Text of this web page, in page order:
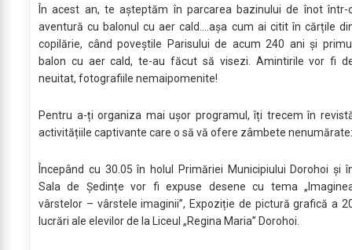
În acest an, te așteptăm în parcarea bazinului de înot într-
aventură cu balonul cu aer cald....așa cum ai citit în cărțile
copilărie, când poveștile Parisului de acum 240 ani și
balon cu aer cald, te-au făcut să visezi. Amintirile vor fi
neuitat, fotografiile nemaipomenite!
Pentru a-ți organiza mai ușor programul, îți trecem în
activitățiile captivante care o să vă ofere zâmbete nenumărate:
Începând cu 30.05 în holul Primăriei Municipiului Dorohoi și
Sala de Ședințe vor fi expuse desene cu tema
vârstelor – vârstele imaginii’’, Expoziție de pictură grafică a
lucrări ale elevilor de la Liceul „Regina Maria’’ Dorohoi.